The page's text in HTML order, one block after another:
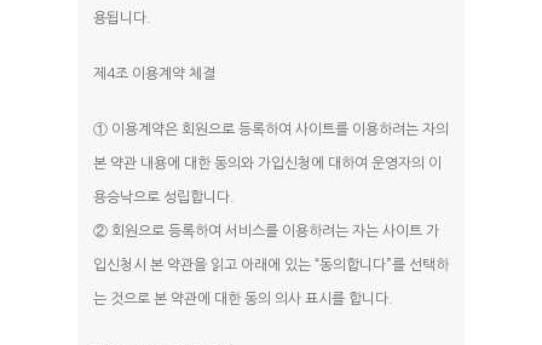
용됩니다.
제4조 이용계약 체결
① 이용계약은 회원으로 등록하여 사이트를 이용하려는 자의
본 약관 내용에 대한 동의와 가입신청에 대하여 운영자의 이
용승낙으로 성립합니다.
② 회원으로 등록하여 서비스를 이용하려는 자는 사이트 가
입신청시 본 약관을 읽고 아래에 있는 “동의합니다”를 선택하
는 것으로 본 약관에 대한 동의 의사 표시를 합니다.